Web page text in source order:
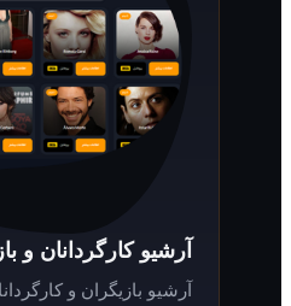
آرشیو کارگردانان و بازیگران
آرشیو بازیگران و کارگردانان با قابلیت